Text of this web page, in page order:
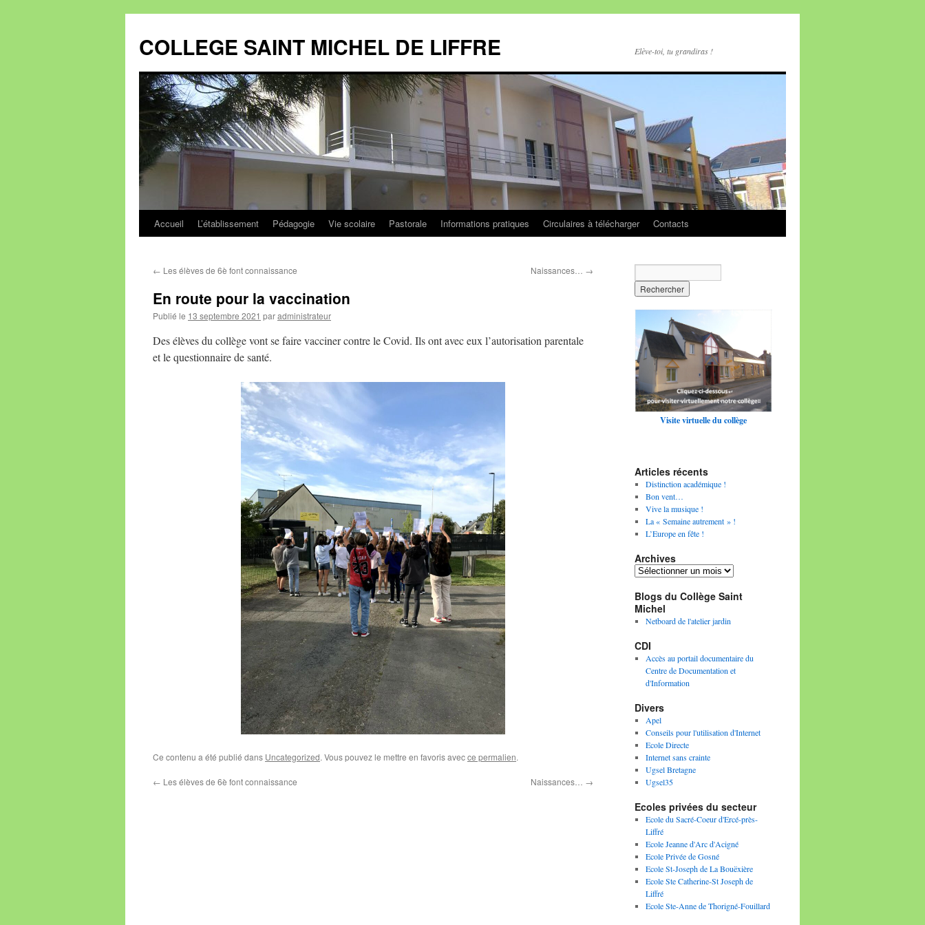
contenu
COLLEGE SAINT MICHEL DE LIFFRE Elève-toi, tu grandiras !
Accueil L’établissement Pédagogie Vie scolaire Pastorale Informations pratiques Circulaires à télécharger Contacts
← Les élèves de 6è font connaissance Naissances… →
En route pour la vaccination
Publié le 13 septembre 2021 paradministrateur
Des élèves du collège vont se faire vacciner contre le Covid. Ils ont avec eux l’autorisation parentale
et le questionnaire de santé.
Ce contenu a été publié dans Uncategorized. Vous pouvez le mettre en favoris avecce permalien.
← Les élèves de 6è font connaissance Naissances… →
Visite virtuelle du collège
Articles récents
Distinction académique !
Bon vent…
Vive la musique !
La « Semaine autrement » !
L’Europe en fête !
Archives
Archives
Blogs du Collège Saint
Michel
Netboard de l'atelier jardin
CDI
Accès au portail documentaire du
Centre de Documentation et
d'Information
Divers
Apel
Conseils pour l'utilisation d'Internet
Ecole Directe
Internet sans crainte
Ugsel Bretagne
Ugsel35
Ecoles privées du secteur
Ecole du Sacré-Coeur d'Ercé-près-
Liffré
Ecole Jeanne d'Arc d'Acigné
Ecole Privée de Gosné
Ecole St-Joseph de La Bouëxière
Ecole Ste Catherine-St Joseph de
Liffré
Ecole Ste-Anne de Thorigné-Fouillard